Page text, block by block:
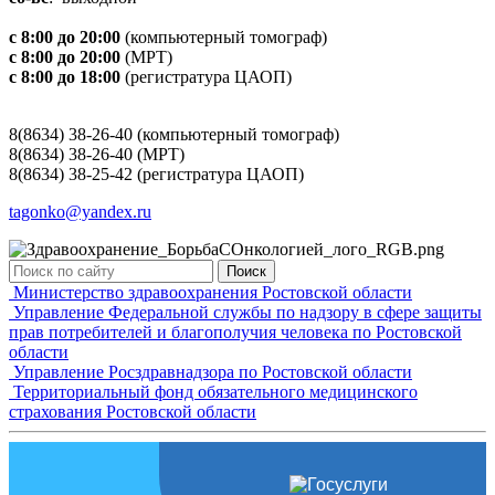
с 8:00 до 20:00 (компьютерный томограф)
с 8:00 до 20:00 (МРТ)
с 8:00 до 18:00 (регистратура ЦАОП)
8(8634) 38-26-40 (компьютерный томограф)
8(8634) 38-26-40 (МРТ)
8(8634) 38-25-42 (регистратура ЦАОП)
tagonko@yandex.ru
Поиск
Министерство здравоохранения Ростовской области
Управление Федеральной службы по надзору в сфере защиты
прав потребителей и благополучия человека по Ростовской
области
Управление Росздравнадзора по Ростовской области
Территориальный фонд обязательного медицинского
страхования Ростовской области